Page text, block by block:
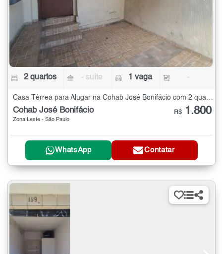
2 quartos - suíte 1 vaga -
Cohab José Bonifácio
Zona Leste - São Paulo
R$ 1.800
WhatsApp Contatar